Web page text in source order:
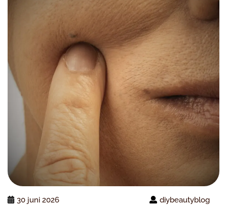
30 juni 2026
diybeautyblog